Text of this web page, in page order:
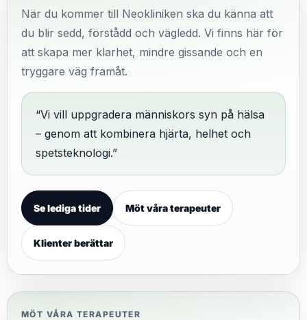
När du kommer till Neokliniken ska du känna att
du blir sedd, förstådd och vägledd. Vi finns här för
att skapa mer klarhet, mindre gissande och en
tryggare väg framåt.
“Vi vill uppgradera människors syn på hälsa
– genom att kombinera hjärta, helhet och
spetsteknologi.”
Se lediga tider Möt våra terapeuter
Klienter berättar
MÖT VÅRA TERAPEUTER